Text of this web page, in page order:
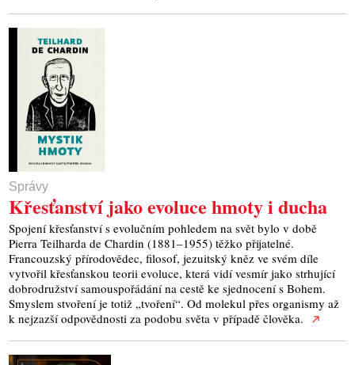
Správy
Křesťanství jako evoluce hmoty i ducha
Spojení křesťanství s evolučním pohledem na svět bylo v době
Pierra Teilharda de Chardin (1881–1955) těžko přijatelné.
Francouzský přírodovědec, filosof, jezuitský kněz ve svém díle
vytvořil křesťanskou teorii evoluce, která vidí vesmír jako strhující
dobrodružství samouspořádání na cestě ke sjednocení s Bohem.
Smyslem stvoření je totiž „tvoření“. Od molekul přes organismy až
k nejzazší odpovědnosti za podobu světa v případě člověka.